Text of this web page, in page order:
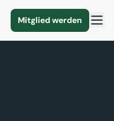
Mitglied werden